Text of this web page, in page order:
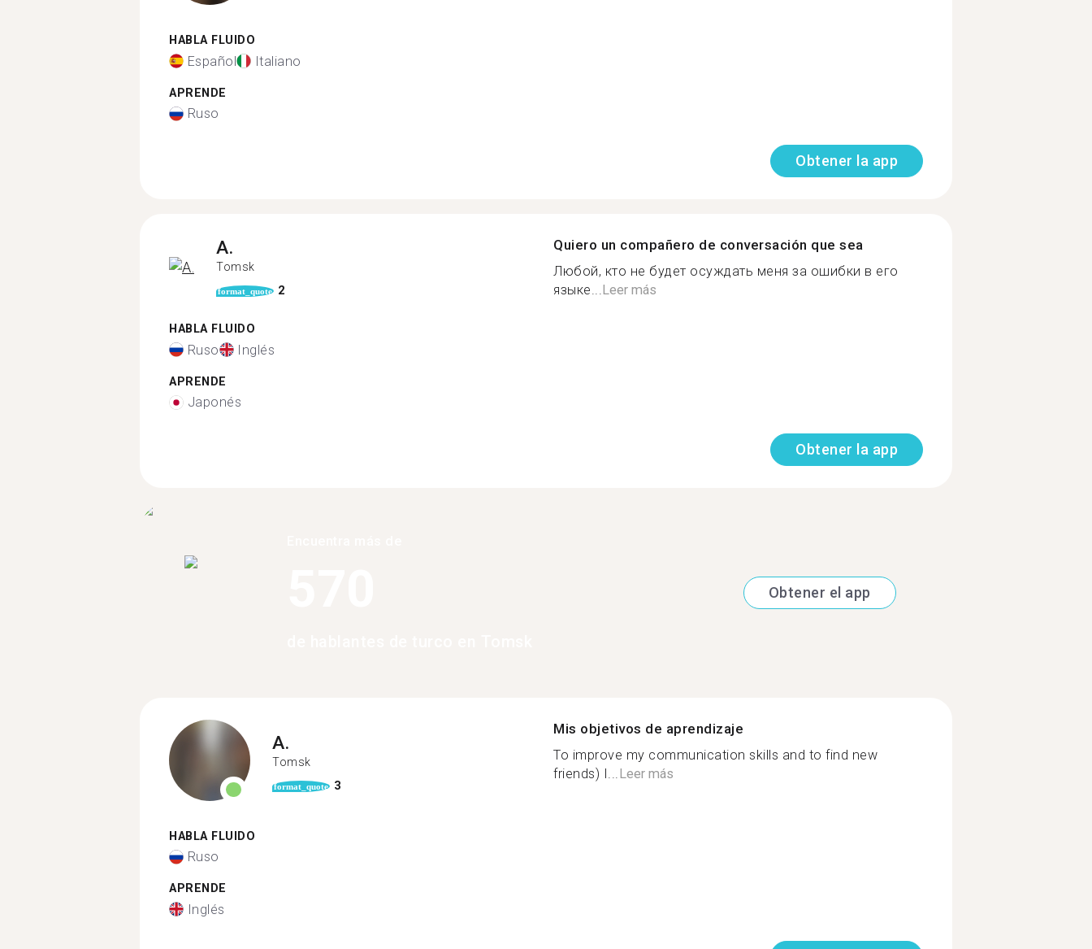
HABLA FLUIDO
Español Italiano
APRENDE
Ruso
Obtener la app
A.
Tomsk
format_quote 2
HABLA FLUIDO
Ruso Inglés
APRENDE
Japonés
Quiero un compañero de conversación que sea
Любой, кто не будет осуждать меня за ошибки в его
языке...Leer más
Obtener la app
Obtener el app
A.
Tomsk
format_quote 3
HABLA FLUIDO
Ruso
APRENDE
Inglés
Mis objetivos de aprendizaje
To improve my communication skills and to find new
friends) I... Leer más